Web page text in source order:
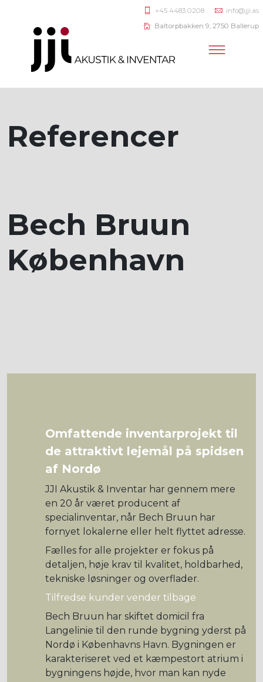
+45 4483 0208
info@jji.as
Baltorpbakken 9, 2750 Ballerup
Referencer
Bech Bruun
København
Omfattende inventarprojekt til
de attraktivt lejemål på spidsen
af Nordø
JJI Akustik & Inventar har gennem mere
en 20 år været producent af
specialinventar, når Bech Bruun har
fornyet lokalerne eller helt flyttet adresse.
Fælles for alle projekter er fokus på
detaljen, høje krav til kvalitet, holdbarhed,
tekniske løsninger og overflader.
Tilfredse kunder vender tilbage
Bech Bruun har skiftet domicil fra
Langelinie til den runde bygning yderst på
Nordø i Københavns Havn. Bygningen er
karakteriseret ved et kæmpestort atrium i
bygningens højde, hvor man kan nyde